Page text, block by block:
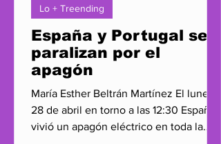
España y Portugal se
paralizan por el
apagón
María Esther Beltrán Martínez El lunes
28 de abril en torno a las 12:30 España
vivió un apagón eléctrico en toda la
Lo + Treending